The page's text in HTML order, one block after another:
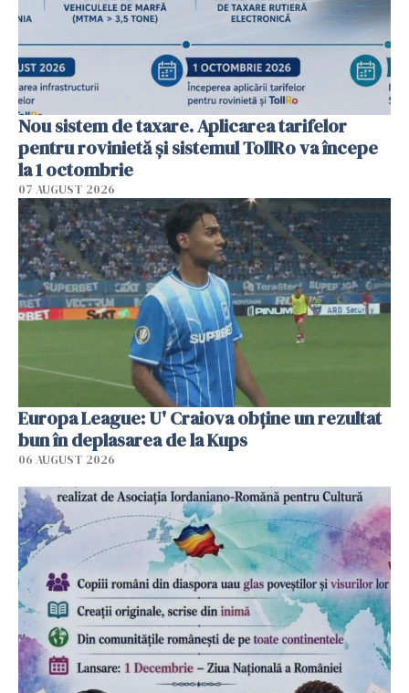
Nou sistem de taxare. Aplicarea tarifelor
pentru rovinietă şi sistemul TollRo va începe
la 1 octombrie
07 AUGUST 2026
Europa League: U' Craiova obține un rezultat
bun în deplasarea de la Kups
06 AUGUST 2026